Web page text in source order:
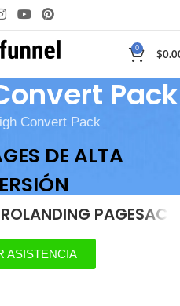
0 $
Pack
Convert Pack
DE ALTA
LANDING PAGES
ASISTENCIA